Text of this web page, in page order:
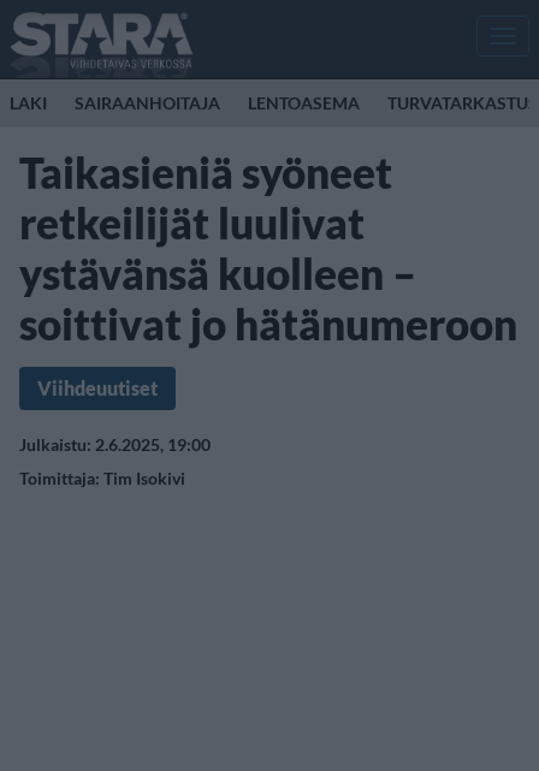
LAKI SAIRAANHOITAJA LENTOASEMA TURVATARKASTUS
Taikasieniä syöneet
retkeilijät luulivat
ystävänsä kuolleen –
soittivat jo hätänumeroon
Viihdeuutiset
Julkaistu: 2.6.2025, 19:00
Toimittaja: Tim Isokivi